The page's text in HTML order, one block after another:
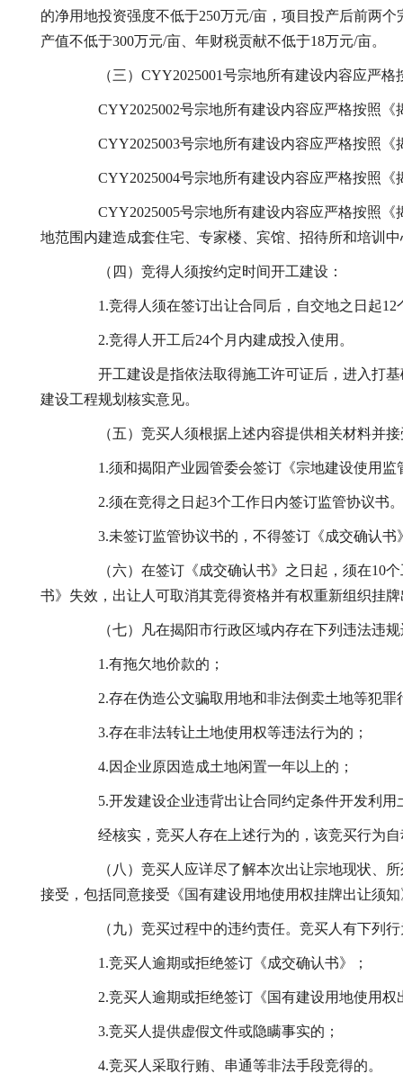
的净用地投资强度不低于250万元/亩，项目投产后前两
产值不低于300万元/亩、年财税贡献不低于18万元/亩。
（三）CYY2025001号宗地所有建设内容应严格
CYY2025002号宗地所有建设内容应严格按照《
CYY2025003号宗地所有建设内容应严格按照《
CYY2025004号宗地所有建设内容应严格按照《
CYY2025005号宗地所有建设内容应严格按照《
地范围内建造成套住宅、专家楼、宾馆、招待所和培训
（四）竞得人须按约定时间开工建设：
1.竞得人须在签订出让合同后，自交地之日起12
2.竞得人开工后24个月内建成投入使用。
开工建设是指依法取得施工许可证后，进入打基
建设工程规划核实意见。
（五）竞买人须根据上述内容提供相关材料并接
1.须和揭阳产业园管委会签订《宗地建设使用监
2.须在竞得之日起3个工作日内签订监管协议书。
3.未签订监管协议书的，不得签订《成交确认书
（六）在签订《成交确认书》之日起，须在10个
书》失效，出让人可取消其竞得资格并有权重新组织挂
（七）凡在揭阳市行政区域内存在下列违法违规
1.有拖欠地价款的；
2.存在伪造公文骗取用地和非法倒卖土地等犯罪
3.存在非法转让土地使用权等违法行为的；
4.因企业原因造成土地闲置一年以上的；
5.开发建设企业违背出让合同约定条件开发利用
经核实，竞买人存在上述行为的，该竞买行为自
（八）竞买人应详尽了解本次出让宗地现状、所
接受，包括同意接受《国有建设用地使用权挂牌出让须
（九）竞买过程中的违约责任。竞买人有下列行
1.竞买人逾期或拒绝签订《成交确认书》；
2.竞买人逾期或拒绝签订《国有建设用地使用权
3.竞买人提供虚假文件或隐瞒事实的；
4.竞买人采取行贿、串通等非法手段竞得的。